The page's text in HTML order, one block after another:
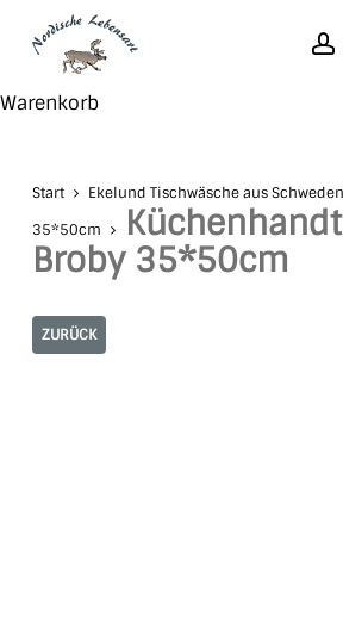
content
WarenkorbClose
Start Ekelund Tischwäsche aus Schweden
35*50cm
Broby 35*50cm
ZURÜCK